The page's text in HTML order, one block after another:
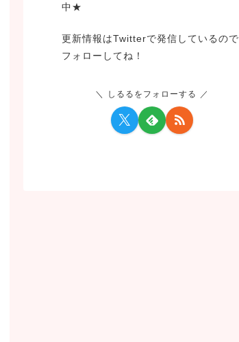
中★
更新情報はTwitterで発信しているので
フォローしてね！
しるるをフォローする